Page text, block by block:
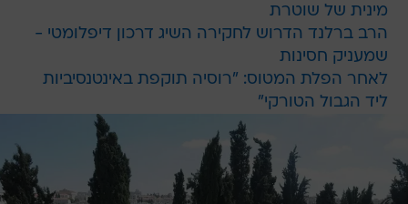
מינית של שוטרת
הרב ברלנד הדרוש לחקירה השיג דרכון דיפלומטי -
שמעניק חסינות
לאחר הפלת המטוס: "רוסיה תוקפת באינטנסיביות
ליד הגבול הטורקי"